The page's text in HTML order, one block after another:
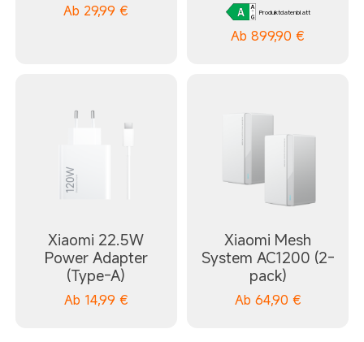
Ab 29,99 € Produktdatenblatt
Ab 899,90 €
Xiaomi 22.5W
Power Adapter
(Type-A)
Ab 14,99 €
Xiaomi Mesh
System AC1200 (2-
pack)
Ab 64,90 €